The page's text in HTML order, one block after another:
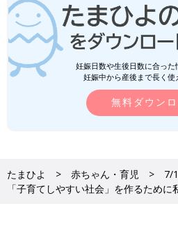
妊娠日数や生後日数に合った
妊娠中から産後まで長く使
無料ダウン
たまひよ 赤ちゃん・育児
7/
「子育てしやすい社会」を作るために